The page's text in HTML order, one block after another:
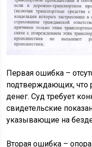
Первая ошибка –
подтверждающих, что
денег. Суд требует
свидетельские
указывающие на
Вторая ошибка –